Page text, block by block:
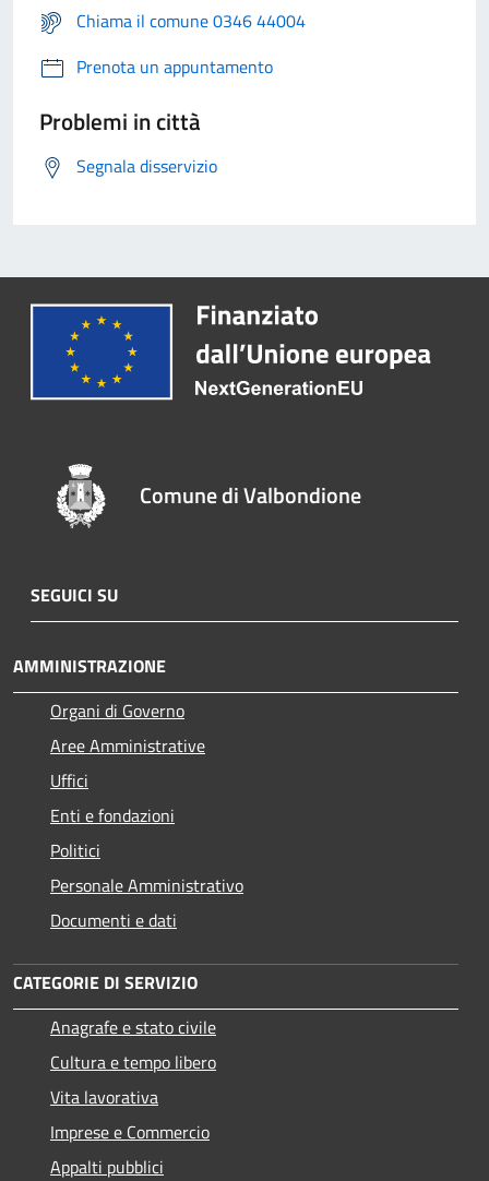
Chiama il comune 0346 44004
Prenota un appuntamento
Problemi in città
Segnala disservizio
Comune di Valbondione
SEGUICI SU
AMMINISTRAZIONE
Organi di Governo
Aree Amministrative
Uffici
Enti e fondazioni
Politici
Personale Amministrativo
Documenti e dati
CATEGORIE DI SERVIZIO
Anagrafe e stato civile
Cultura e tempo libero
Vita lavorativa
Imprese e Commercio
Appalti pubblici